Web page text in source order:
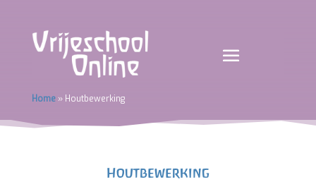
Home» Houtbewerking
Houtbewerking